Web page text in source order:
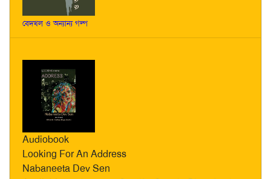
বেদখল ও অন্যান্য গল্প
Audiobook
Looking For An Address
Nabaneeta Dev Sen